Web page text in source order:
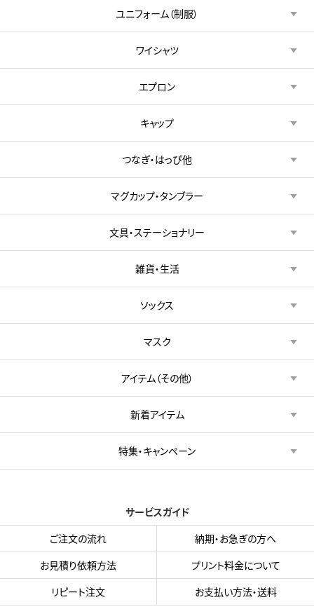
ユニフォーム（制服）
ワイシャツ
エプロン
キャップ
つなぎ・はっぴ他
マグカップ・タンブラー
文具・ステーショナリー
雑貨・生活
ソックス
マスク
アイテム（その他）
新着アイテム
特集・キャンペーン
サービスガイド
ご注文の流れ
納期・お急ぎの方へ
お見積り依頼方法
プリント料金について
リピート注文
お支払い方法・送料